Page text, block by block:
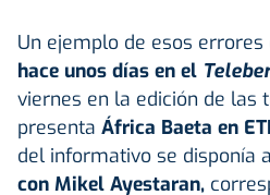
Un ejemplo de esos
hace unos días en el
viernes en la edición de las
presenta África Baeta en
del informativo se disponía a
con Mikel Ayestaran,